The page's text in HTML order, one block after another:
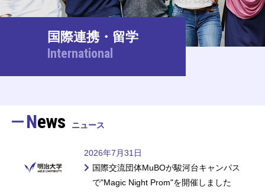
国際連携・留学
International
News ニュース
2026年7月31日
国際交流団体MuBOが駿河台キャンパス
で"Magic Night Prom"を開催しました